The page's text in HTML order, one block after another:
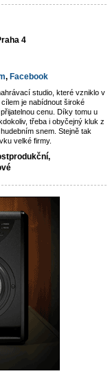
4
, Facebook
studio, které vzniklo v
je nabídnout široké
cenu. Díky tomu u
třeba i obyčejný kluk z
snem. Stejně tak
velké firmy.